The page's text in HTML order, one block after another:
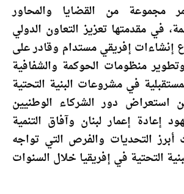
مجموعة من القضايا والمحاور
في مقدمتها تعزيز التعاون الدولي
إنشاءات إفريقي مستدام وقادر على
وتطوير منظومات الحوكمة والشفافية
في مشروعات البنية التحتية
استعراض دور الشركاء الوطنيين
إعادة إعمار لبنان وآفاق التنمية
أبرز التحديات والفرص التي تواجه
التحتية في إفريقيا خلال السنوات